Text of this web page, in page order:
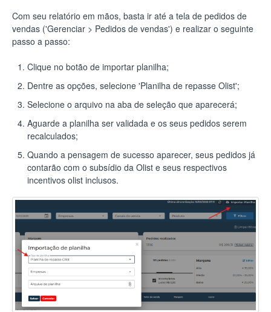
Com seu relatório em mãos, basta ir até a tela de pedidos de
vendas ('Gerenciar > Pedidos de vendas') e realizar o seguinte
passo a passo:
Clique no botão de importar planilha;
Dentre as opções, selecione 'Planilha de repasse Olist';
Selecione o arquivo na aba de seleção que aparecerá;
Aguarde a planilha ser validada e os seus pedidos serem
recalculados;
Quando a pensagem de sucesso aparecer, seus pedidos já
contarão com o subsídio da Olist e seus respectivos
incentivos olist inclusos.